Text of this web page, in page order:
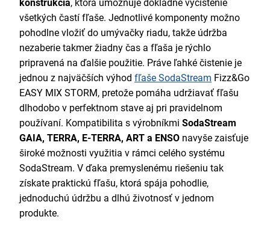
konštrukcia, ktorá umožňuje dôkladné vyčistenie
všetkých častí fľaše. Jednotlivé komponenty možno
pohodlne vložiť do umývačky riadu, takže údržba
nezaberie takmer žiadny čas a fľaša je rýchlo
pripravená na ďalšie použitie. Práve ľahké čistenie je
jednou z najväčších výhod fľaše SodaStream Fizz&Go
EASY MIX STORM, pretože pomáha udržiavať fľašu
dlhodobo v perfektnom stave aj pri pravidelnom
používaní. Kompatibilita s výrobníkmi SodaStream
GAIA, TERRA, E-TERRA, ART a ENSO navyše zaisťuje
široké možnosti využitia v rámci celého systému
SodaStream. V ďaka premyslenému riešeniu tak
získate praktickú fľašu, ktorá spája pohodlie,
jednoduchú údržbu a dlhú životnosť v jednom
produkte.